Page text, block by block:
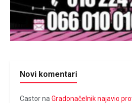
Novi komentari
Castorna Gradonačelnik najavio